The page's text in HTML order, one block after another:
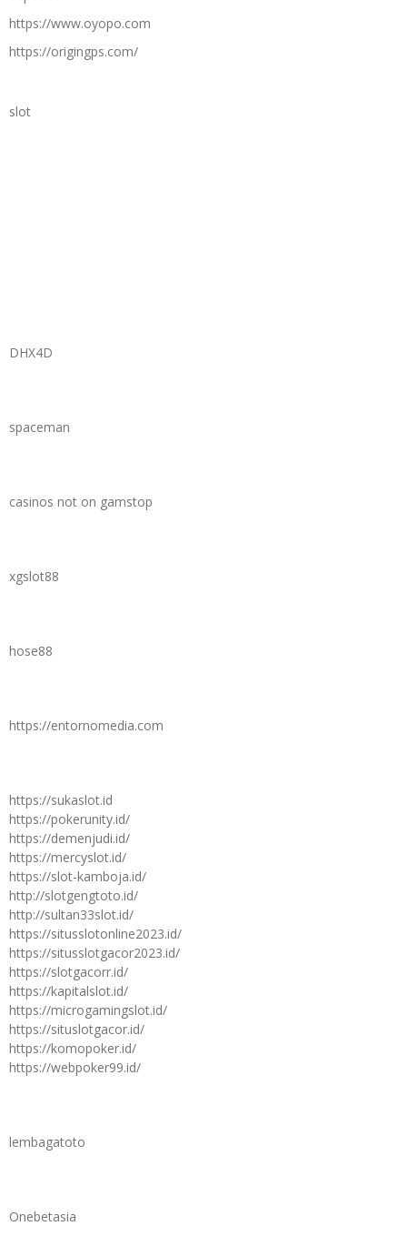
https://www.oyopo.com
https://origingps.com/
slot
DHX4D
spaceman
casinos not on gamstop
xgslot88
hose88
https://entornomedia.com
https://sukaslot.id
https://pokerunity.id/
https://demenjudi.id/
https://mercyslot.id/
https://slot-kamboja.id/
http://slotgengtoto.id/
http://sultan33slot.id/
https://situsslotonline2023.id/
https://situsslotgacor2023.id/
https://slotgacorr.id/
https://kapitalslot.id/
https://microgamingslot.id/
https://situslotgacor.id/
https://komopoker.id/
https://webpoker99.id/
lembagatoto
Onebetasia